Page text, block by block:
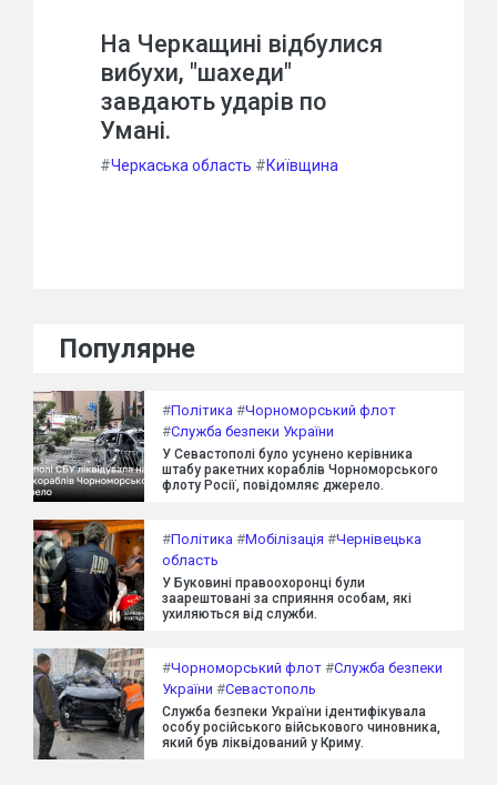
На Черкащині відбулися
вибухи, "шахеди"
завдають ударів по
Умані.
#Черкаська область #Київщина
Популярне
#Політика #Чорноморський флот
#Служба безпеки України
У Севастополі було усунено керівника
штабу ракетних кораблів Чорноморського
флоту Росії, повідомляє джерело.
#Політика #Мобілізація #Чернівецька
область
У Буковині правоохоронці були
заарештовані за сприяння особам, які
ухиляються від служби.
#Чорноморський флот #Служба безпеки
України #Севастополь
Служба безпеки України ідентифікувала
особу російського військового чиновника,
який був ліквідований у Криму.